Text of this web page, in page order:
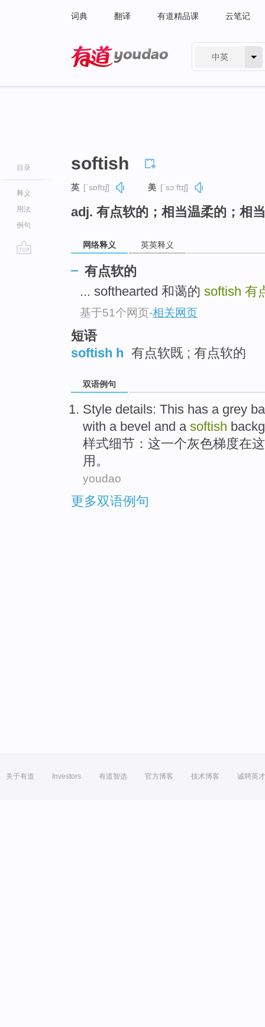
词典 翻译 有道精品课 云笔记
中英
目录
释义
用法
例句
softish
英 [ˈsɒftɪʃ] 美 [ˈsɔːftɪʃ]
adj. 有点软的；相当温柔的；相
网络释义 英英释义
有点软的
... softhearted 和蔼的 softish 有
基于51个网页-相关网页
短语
softish h 有点软既 ; 有点软的
双语例句
Style details: This has a grey
with a bevel and a softish
样式细节 ： 这一个灰色梯度在这
用。
youdao
更多双语例句
关于有道 Investors 有道智选 官方博客 技术博客 诚聘英才